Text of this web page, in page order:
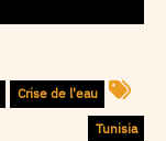
Crise de l'eau
Tunisia